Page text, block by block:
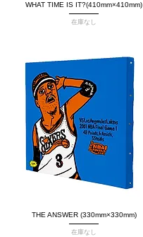
クイックビュー
WHAT TIME IS IT?(410mm×410mm)
在庫なし
クイックビュー
THE ANSWER (330mm×330mm)
在庫なし